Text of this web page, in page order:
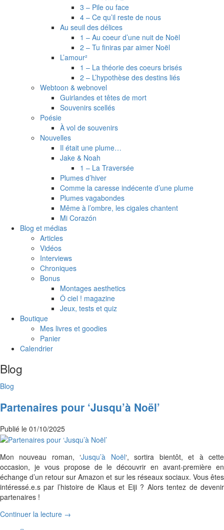
3 – Pile ou face
4 – Ce qu’il reste de nous
Au seuil des délices
1 – Au coeur d’une nuit de Noël
2 – Tu finiras par aimer Noël
L’amour²
1 – La théorie des coeurs brisés
2 – L’hypothèse des destins liés
Webtoon & webnovel
Guirlandes et têtes de mort
Souvenirs scellés
Poésie
À vol de souvenirs
Nouvelles
Il était une plume…
Jake & Noah
1 – La Traversée
Plumes d’hiver
Comme la caresse indécente d’une plume
Plumes vagabondes
Même à l’ombre, les cigales chantent
Mi Corazón
Blog et médias
Articles
Vidéos
Interviews
Chroniques
Bonus
Montages aesthetics
Ô ciel ! magazine
Jeux, tests et quiz
Boutique
Mes livres et goodies
Panier
Calendrier
Blog
Blog
Partenaires pour ‘Jusqu’à Noël’
Publié le 01/10/2025
Mon nouveau roman, ‘Jusqu’à Noël‘, sortira bientôt, et à cette
occasion, je vous propose de le découvrir en avant-première en
échange d’un retour sur Amazon et sur les réseaux sociaux. Vous êtes
intéressé.e.s par l’histoire de Klaus et Eiji ? Alors tentez de devenir
partenaires !
Continuer la lecture →